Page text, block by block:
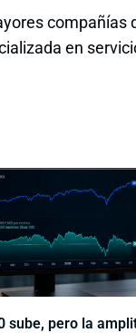
en
sube, pero la